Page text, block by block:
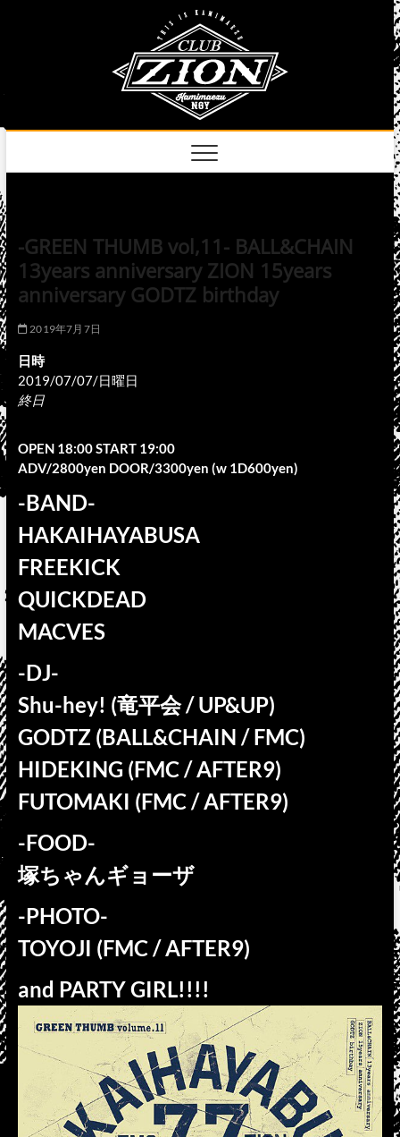
-GREEN THUMB vol,11- BALL&CHAIN
13years anniversary ZION 15years
anniversary GODTZ birthday
2019年7月7日
日時
2019/07/07/日曜日
終日
OPEN 18:00 START 19:00
ADV/2800yen DOOR/3300yen (w 1D600yen)
-BAND-
HAKAIHAYABUSA
FREEKICK
QUICKDEAD
MACVES
-DJ-
Shu-hey! (竜平会 / UP&UP)
GODTZ (BALL&CHAIN / FMC)
HIDEKING (FMC / AFTER9)
FUTOMAKI (FMC / AFTER9)
-FOOD-
塚ちゃんギョーザ
-PHOTO-
TOYOJI (FMC / AFTER9)
and PARTY GIRL!!!!